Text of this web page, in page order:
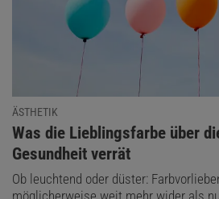
ÄSTHETIK
:
Was die Lieblingsfarbe über
Gesundheit verrät
Ob leuchtend oder düster:
möglicherweise weit mehr wider als